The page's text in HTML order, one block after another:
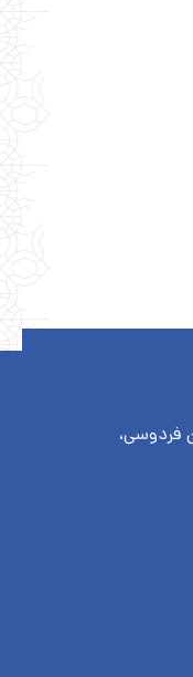
فردوسی،